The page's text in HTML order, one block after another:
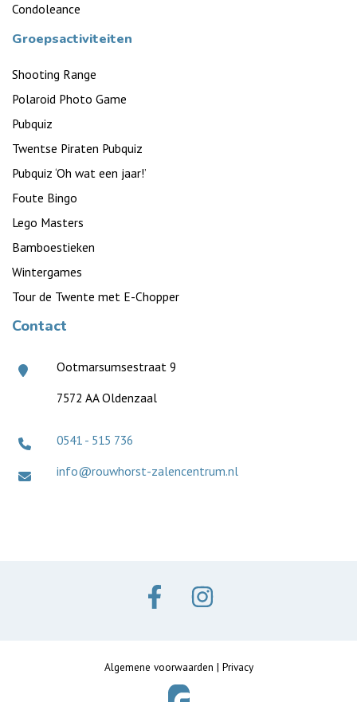
Condoleance
Groepsactiviteiten
Shooting Range
Polaroid Photo Game
Pubquiz
Twentse Piraten Pubquiz
Pubquiz ‘Oh wat een jaar!’
Foute Bingo
Lego Masters
Bamboestieken
Wintergames
Tour de Twente met E-Chopper
Contact
Ootmarsumsestraat 9
7572 AA Oldenzaal
0541 - 515 736
info@rouwhorst-zalencentrum.nl
Algemene voorwaarden | Privacy